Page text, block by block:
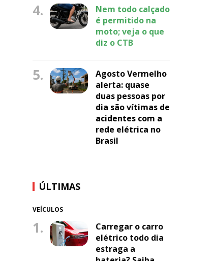
4.
Nem todo calçado
é permitido na
moto; veja o que
diz o CTB
5.
Agosto Vermelho
alerta: quase
duas pessoas por
dia são vítimas de
acidentes com a
rede elétrica no
Brasil
ÚLTIMAS
VEÍCULOS
1.
Carregar o carro
elétrico todo dia
estraga a